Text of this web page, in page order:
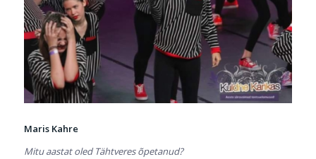
Maris Kahre
Mitu aastat oled Tähtveres õpetanud?